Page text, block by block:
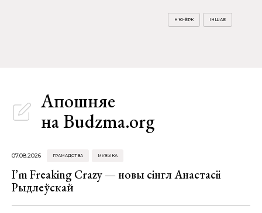
Н'Ю-ЁРК ІНШАЕ
Апошняе
на Budzma.org
07.08.2026 ГРАМАДСТВА МУЗЫКА
I’m Freaking Crazy — новы сінгл Анастасіі
Рыдлеўскай